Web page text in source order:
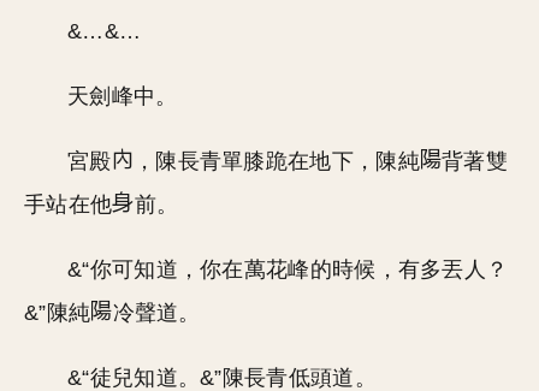
&…&…
天劍峰中。
宮殿 ，陳長青單膝跪在地下，陳純
背著雙
手站在他
前。
&“你可知道，你在萬花峰的時候，有多丟人？
&”陳純
冷聲道。
&“徒兒知道。&”陳長青低頭道。